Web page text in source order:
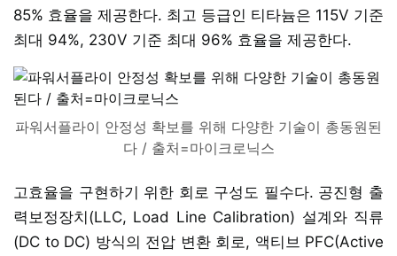
85% 효율을 제공한다. 최고 등급인 티타늄은 115V 기준
최대 94%, 230V 기준 최대 96% 효율을 제공한다.
파워서플라이 안정성 확보를 위해 다양한 기술이 총동원된
다 / 출처=마이크로닉스
고효율을 구현하기 위한 회로 구성도 필수다. 공진형 출
력보정장치(LLC, Load Line Calibration) 설계와 직류
(DC to DC) 방식의 전압 변환 회로, 액티브 PFC(Active